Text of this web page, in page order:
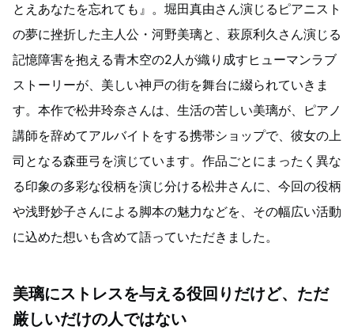
とえあなたを忘れても』。堀田真由さん演じるピアニスト
の夢に挫折した主人公・河野美璃と、萩原利久さん演じる
記憶障害を抱える青木空の2人が織り成すヒューマンラブ
ストーリーが、美しい神戸の街を舞台に綴られていきま
す。本作で松井玲奈さんは、生活の苦しい美璃が、ピアノ
講師を辞めてアルバイトをする携帯ショップで、彼女の上
司となる森亜弓を演じています。作品ごとにまったく異な
る印象の多彩な役柄を演じ分ける松井さんに、今回の役柄
や浅野妙子さんによる脚本の魅力などを、その幅広い活動
に込めた想いも含めて語っていただきました。
美璃にストレスを与える役回りだけど、ただ
厳しいだけの人ではない